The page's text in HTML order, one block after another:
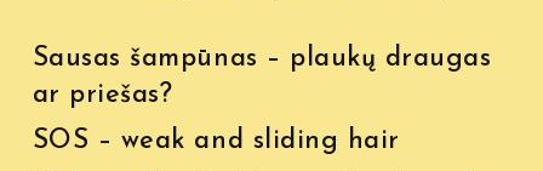
Sausas šampūnas – plaukų draugas
ar priešas?
SOS – weak and sliding hair